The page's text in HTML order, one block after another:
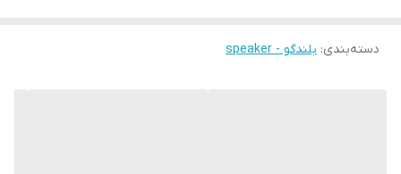
دسته‌بندی: بلندگو - speaker